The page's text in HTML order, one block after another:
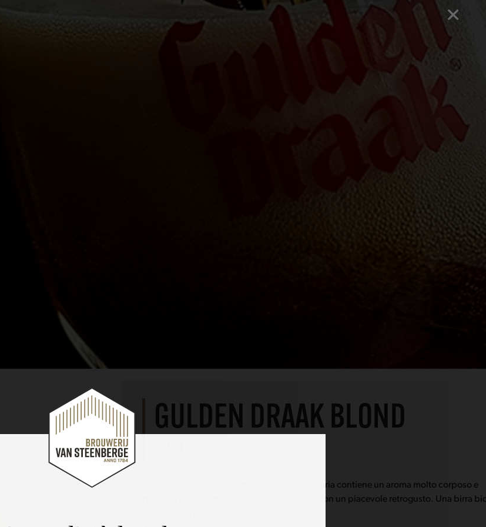
GULDEN DRAAK BLOND
Questa birra bionda a fermentazione secondaria contiene un aroma molto corposo e
presenta un perfetto equilibrio dolce-amaro con un piacevole retrogusto. Una birra